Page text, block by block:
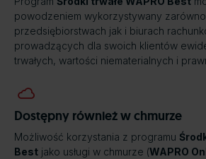
powodzeniem wykorzystywany
przedsiębiorstwach jak i biurach
prowadzących dla swoich klientów
trwałych, wartości niematerialnych i
Dostępny również w chmurze
Możliwość korzystania z programu
Best jako usługi w chmurze (WAPRO